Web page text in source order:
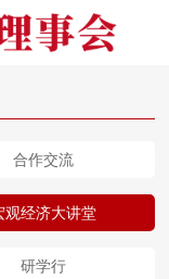
合作交流
观经济大讲堂
研学行